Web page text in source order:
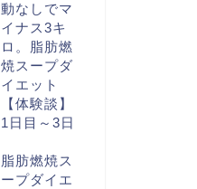
動なしでマ
イナス3キ
ロ。脂肪燃
焼スープダ
イエット
【体験談】
1日目～3日
脂肪燃焼ス
ープダイエ